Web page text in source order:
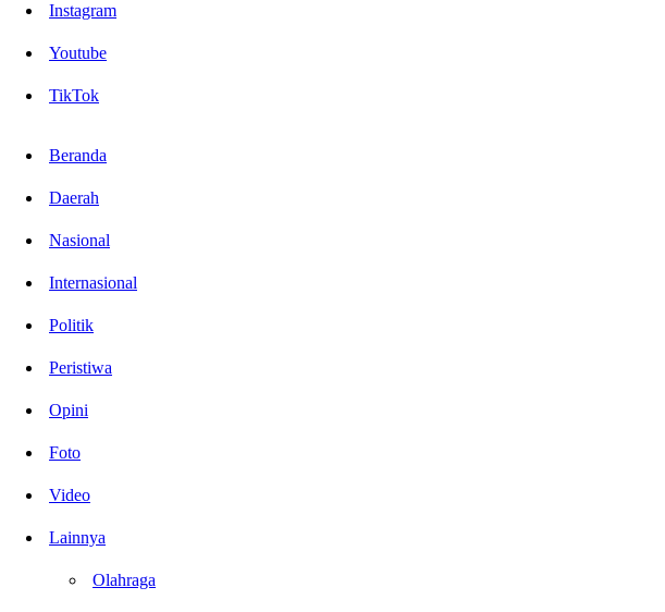
Instagram
Youtube
TikTok
Beranda
Daerah
Nasional
Internasional
Politik
Peristiwa
Opini
Foto
Video
Lainnya
Olahraga